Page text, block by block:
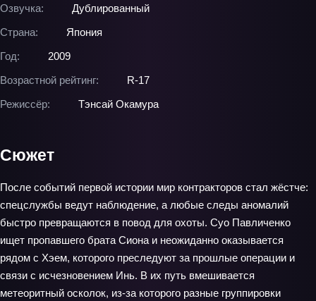
Озвучка:
Дублированный
Страна:
Япония
Год:
2009
Возрастной рейтинг:
R-17
Режиссёр:
Тэнсай Окамура
Сюжет
После событий первой истории мир контракторов стал жёстче:
спецслужбы ведут наблюдение, а любые следы аномалий
быстро превращаются в повод для охоты. Суо Павличенко
ищет пропавшего брата Сиона и неожиданно оказывается
рядом с Хэем, которого преследуют за прошлые операции и
связи с исчезновением Инь. В их путь вмешивается
метеоритный осколок, из‑за которого разные группировки